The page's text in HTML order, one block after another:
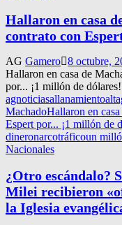
Hallaron en casa
contrato con
AG Gamero 8 octubre,
Hallaron en casa de
por... ¡1 millón de
agnoticiasallanamiento
MachadoHallaron en
Espert por... ¡1 millón de
dineronarcotráficoun
Nacionales
¿Otro escándalo?
Milei recibieron
la Iglesia